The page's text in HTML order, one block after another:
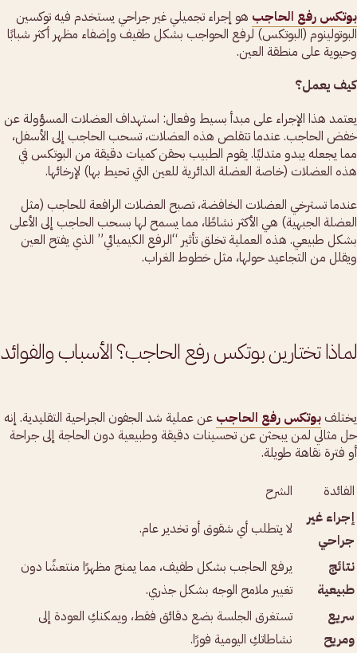
بوتكس رفع الحاجب هو إجراء تجميلي غير جراحي يستخدم فيه توكسين
البوتولينوم (البوتكس) لرفع الحواجب بشكل طفيف وإضفاء مظهر أكثر شبابًا
وحيوية على منطقة العين.
كيف يعمل؟
يعتمد هذا الإجراء على مبدأ بسيط وفعال: استهداف العضلات المسؤولة عن
خفض الحاجب. عندما تتقلص هذه العضلات، تسحب الحاجب إلى الأسفل،
مما يجعله يبدو متدليًا. يقوم الطبيب بحقن كميات دقيقة من البوتكس في
هذه العضلات (خاصة العضلة الدائرية للعين التي تحيط بها) لإرخائها.
عندما تسترخي العضلات الخافضة، تصبح العضلات الرافعة للحاجب (مثل
العضلة الجبهية) هي الأكثر نشاطًا، مما يسمح لها بسحب الحاجب إلى الأعلى
بشكل طبيعي. هذه العملية تخلق تأثير “الرفع الكيميائي” الذي يفتح العين
ويقلل من التجاعيد حولها، مثل خطوط الغراب.
لماذا تختارين بوتكس رفع الحاجب؟ الأسباب والفوائد
يختلفبوتكس رفع الحاجب عن عملية شد الجفون الجراحية التقليدية. إنه
حل مثالي لمن يبحثن عن تحسينات دقيقة وطبيعية دون الحاجة إلى جراحة
أو فترة نقاهة طويلة.
الفائدة
الشرح
إجراء غير
جراحي
لا يتطلب أي شقوق أو تخدير عام.
نتائج
طبيعية
يرفع الحاجب بشكل طفيف، مما يمنح مظهرًا منتعشًا دون
تغيير ملامح الوجه بشكل جذري.
سريع
ومريح
تستغرق الجلسة بضع دقائق فقط، ويمكنكِ العودة إلى
نشاطاتكِ اليومية فورًا.